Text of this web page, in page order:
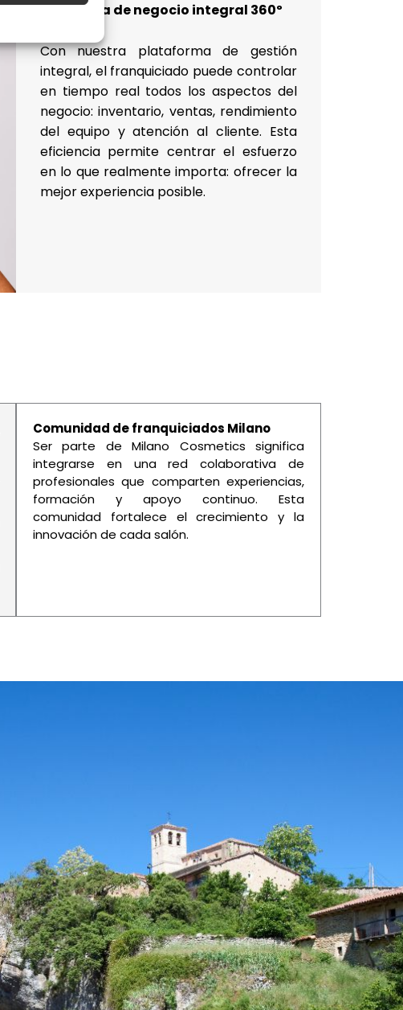
Sistema de negocio integral 360º
Con nuestra plataforma de gestión
integral, el franquiciado puede controlar
en tiempo real todos los aspectos del
negocio: inventario, ventas, rendimiento
del equipo y atención al cliente. Esta
eficiencia permite centrar el esfuerzo
en lo que realmente importa: ofrecer la
mejor experiencia posible.
Comunidad de franquiciados Milano
Ser parte de Milano Cosmetics significa
integrarse en una red colaborativa de
profesionales que comparten experiencias,
formación y apoyo continuo. Esta
comunidad fortalece el crecimiento y la
innovación de cada salón.